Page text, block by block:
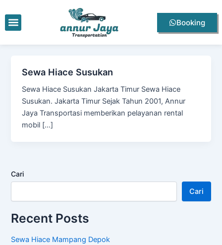
ke
konten
Menu Booking
Sewa Hiace Susukan
Sewa Hiace Susukan Jakarta Timur Sewa Hiace
Susukan. Jakarta Timur Sejak Tahun 2001, Annur
Jaya Transportasi memberikan pelayanan rental
mobil […]
Cari
Cari
Recent Posts
Sewa Hiace Mampang Depok